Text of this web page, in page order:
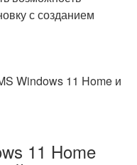
с созданием
Windows 11 Home и
11 Home